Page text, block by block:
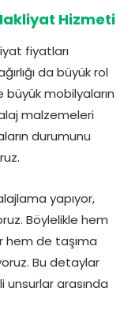
Hizmeti
fiyatları
da büyük rol
büyük mobilyaların
malzemeleri
durumunu
yapıyor,
Böylelikle hem
hem de taşıma
Bu detaylar
unsurlar arasında